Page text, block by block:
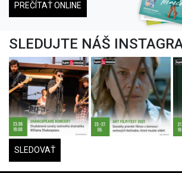
PREČÍTAŤ ONLINE
SLEDUJTE NÁŠ
SLEDOVAŤ